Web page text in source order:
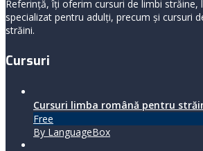
Referință, îți oferim cursuri de limbi străine,
specializat pentru adulți, precum și cursuri
străini.
Cursuri
Cursuri limba română pentru
Free
By LanguageBox